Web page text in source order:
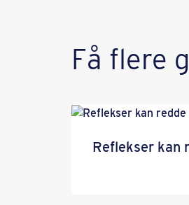
Få flere
Reflekser kan